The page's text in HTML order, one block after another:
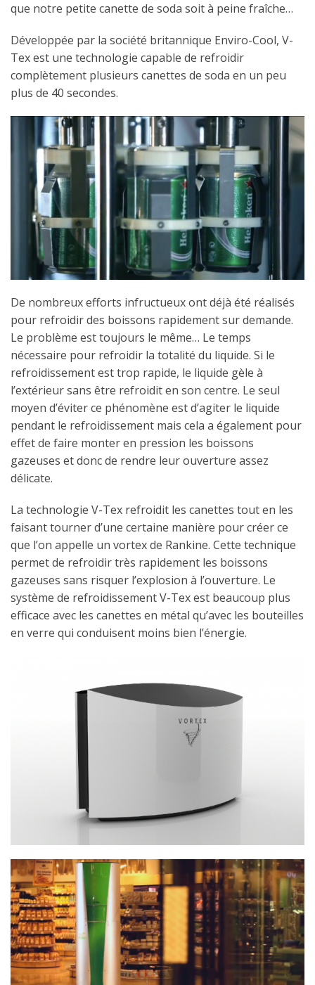
que notre petite canette de soda soit à peine fraîche…
Développée par la société britannique Enviro-Cool, V-
Tex est une technologie capable de refroidir
complètement plusieurs canettes de soda en un peu
plus de 40 secondes.
De nombreux efforts infructueux ont déjà été réalisés
pour refroidir des boissons rapidement sur demande.
Le problème est toujours le même… Le temps
nécessaire pour refroidir la totalité du liquide. Si le
refroidissement est trop rapide, le liquide gèle à
l’extérieur sans être refroidit en son centre. Le seul
moyen d’éviter ce phénomène est d’agiter le liquide
pendant le refroidissement mais cela a également pour
effet de faire monter en pression les boissons
gazeuses et donc de rendre leur ouverture assez
délicate.
La technologie V-Tex refroidit les canettes tout en les
faisant tourner d’une certaine manière pour créer ce
que l’on appelle un vortex de Rankine. Cette technique
permet de refroidir très rapidement les boissons
gazeuses sans risquer l’explosion à l’ouverture. Le
système de refroidissement V-Tex est beaucoup plus
efficace avec les canettes en métal qu’avec les bouteilles
en verre qui conduisent moins bien l’énergie.